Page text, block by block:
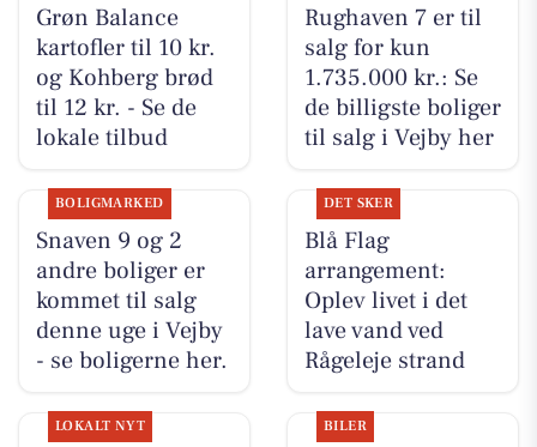
Grøn Balance
kartofler til 10 kr.
og Kohberg brød
til 12 kr. - Se de
lokale tilbud
Rughaven 7 er til
salg for kun
1.735.000 kr.: Se
de billigste boliger
til salg i Vejby her
BOLIGMARKED
Snaven 9 og 2
andre boliger er
kommet til salg
denne uge i Vejby
- se boligerne her.
DET SKER
Blå Flag
arrangement:
Oplev livet i det
lave vand ved
Rågeleje strand
LOKALT NYT BILER